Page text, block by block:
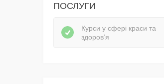
ПОСЛУГИ
Курси у сфері краси та
здоров’я